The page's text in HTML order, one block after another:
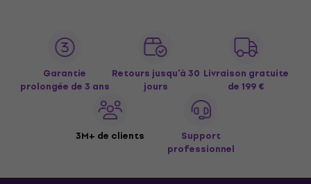
Garantie
prolongée de 3 ans
Retours jusqu’à 30
jours
Livraison gratuite
de 199 €
3M+ de clients
Support
professionnel